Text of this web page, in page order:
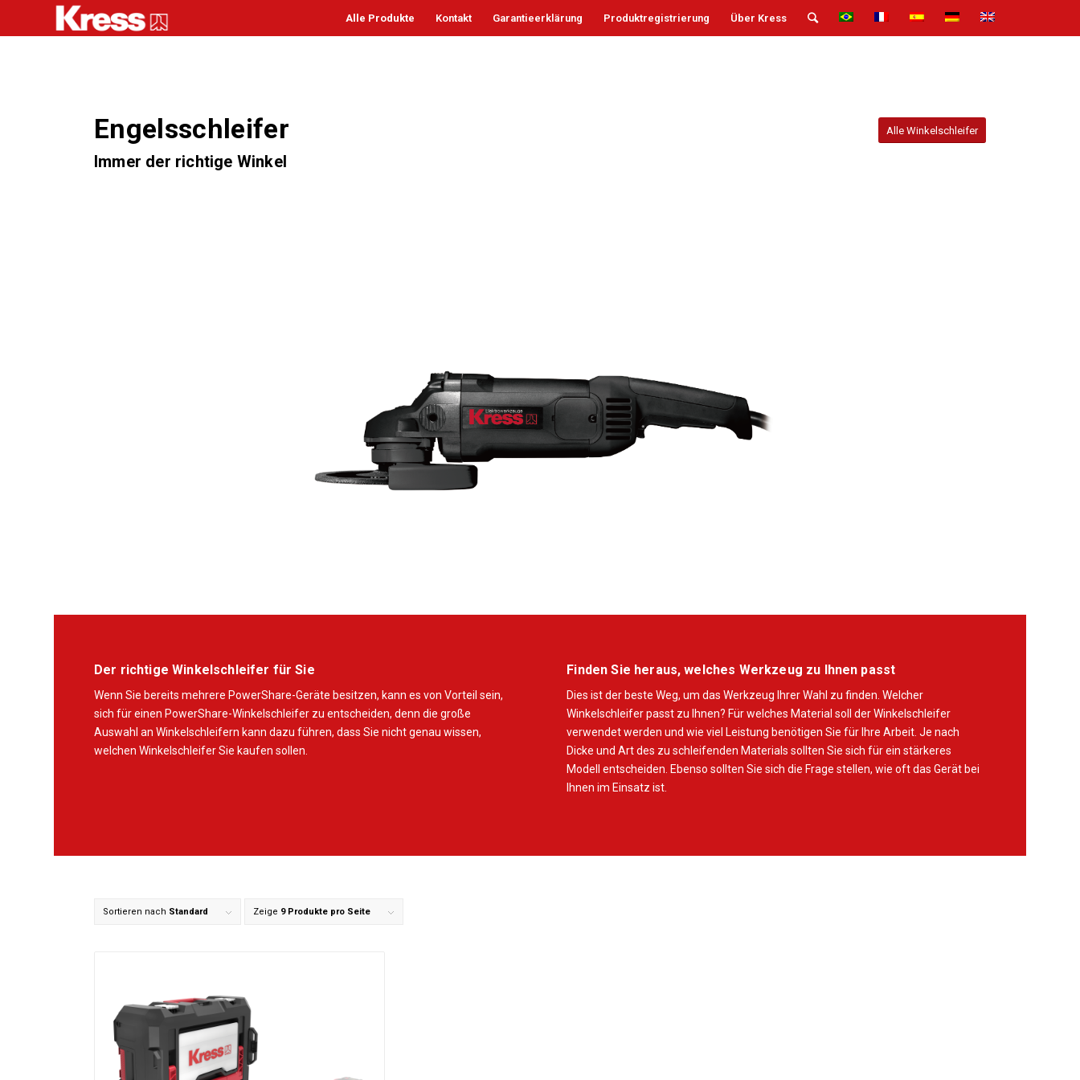
Alle Produkte Kontakt Garantieerklärung Produktregistrierung Über Kress
Engelsschleifer
Immer der richtige Winkel
Alle Winkelschleifer
Der richtige Winkelschleifer für Sie
Wenn Sie bereits mehrere PowerShare-Geräte besitzen, kann es von Vorteil sein,
sich für einen PowerShare-Winkelschleifer zu entscheiden, denn die große
Auswahl an Winkelschleifern kann dazu führen, dass Sie nicht genau wissen,
welchen Winkelschleifer Sie kaufen sollen.
Finden Sie heraus, welches Werkzeug zu Ihnen passt
Dies ist der beste Weg, um das Werkzeug Ihrer Wahl zu finden. Welcher
Winkelschleifer passt zu Ihnen? Für welches Material soll der Winkelschleifer
verwendet werden und wie viel Leistung benötigen Sie für Ihre Arbeit. Je nach
Dicke und Art des zu schleifenden Materials sollten Sie sich für ein stärkeres
Modell entscheiden. Ebenso sollten Sie sich die Frage stellen, wie oft das Gerät bei
Ihnen im Einsatz ist.
Sortieren nach Standard Zeige 9 Produkte pro Seite